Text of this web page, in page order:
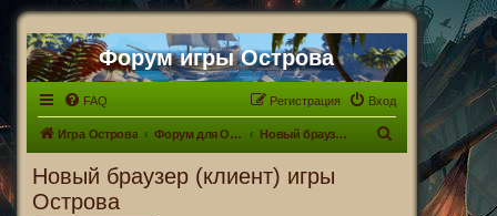
Форум игры Острова
FAQ Вход
Регистрация
Игра Острова Форум для Островитян Новый браузер (клиент) игры Острова
Новый браузер (клиент) игры
Острова